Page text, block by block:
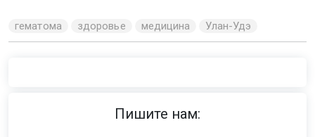
гематома здоровье медицина Улан-Удэ
Пишите нам: